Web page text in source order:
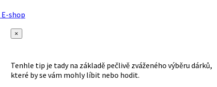
shop
×
Tenhle tip je tady na základě pečlivě zváženého výběru dárků,
které by se vám mohly líbit nebo hodit.